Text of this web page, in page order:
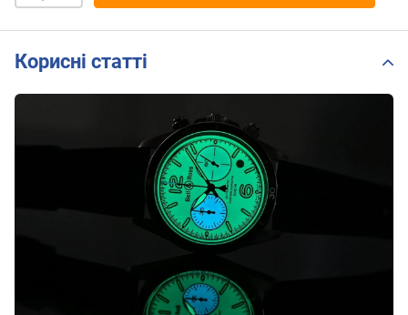
Корисні статті